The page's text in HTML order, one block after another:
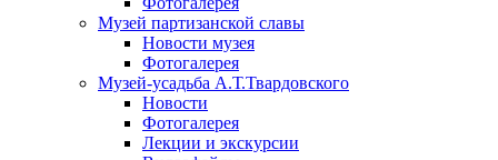
Музей партизанской славы
Новости музея
Фотогалерея
Музей-усадьба А.Т.Твардовского
Новости
Фотогалерея
Лекции и экскурсии